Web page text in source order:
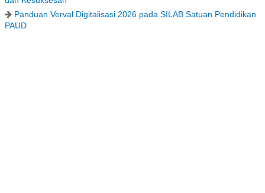
Panduan Verval Digitalisasi 2026 pada SILAB Satuan Pendidikan
PAUD